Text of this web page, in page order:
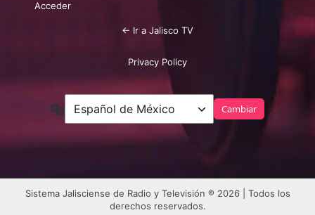
Acceder
← Ir a Jalisco TV
Privacy Policy
Idioma
Sistema Jalisciense de Radio y Televisión ® 2026 | Todos los
derechos reservados.